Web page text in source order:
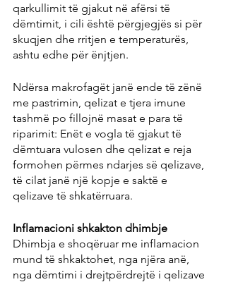
qarkullimit të gjakut në afërsi të
dëmtimit, i cili është përgjegjës si për
skuqjen dhe rritjen e temperaturës,
ashtu edhe për ënjtjen.
Ndërsa makrofagët janë ende të zënë
me pastrimin, qelizat e tjera imune
tashmë po fillojnë masat e para të
riparimit: Enët e vogla të gjakut të
dëmtuara vulosen dhe qelizat e reja
formohen përmes ndarjes së qelizave,
të cilat janë një kopje e saktë e
qelizave të shkatërruara.
Inflamacioni shkakton dhimbje
Dhimbja e shoqëruar me inflamacion
mund të shkaktohet, nga njëra anë,
nga dëmtimi i drejtpërdrejtë i qelizave